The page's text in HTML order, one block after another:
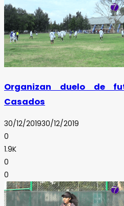
Organizan duelo de
Casados
30/12/201930/12/2019
0
1.9K
0
0